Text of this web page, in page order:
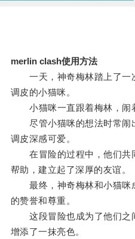
merlin clash使用方法
一天，神奇梅林踏上了一
调皮的小猫咪。
小猫咪一直跟着梅林，闹
尽管小猫咪的想法时常闹
调皮深感可爱。
在冒险的过程中，他们共
帮助，建立起了深厚的友谊。
最终，神奇梅林和小猫咪
的赞誉和尊重。
这段冒险也成为了他们之
增添了一抹亮色。